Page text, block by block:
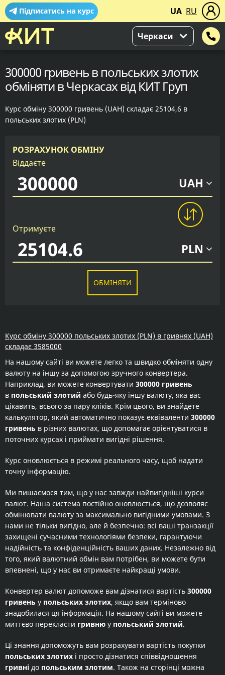
Підписатись на курс UA RU
Черкаси
300000 гривень в польських злотих
обміняти в Черкасах від КИТ Груп
Курс обміну 300000 гривень (UAH) складає 25104,6 в
польських злотих (PLN)
РОЗРАХУНОК ОБМІНУ
Віддаєте
UAH
Отримуєте
PLN
ОБМІНЯТИ
Курс обміну 300000 польських злотих (PLN) в гривнях (UAH)
складає 3585000
На нашому сайті ви можете легко та швидко обміняти одну
валюту на іншу за допомогою зручного конвертера.
Наприклад, ви можете конвертувати 300000 гривень
в польський злотий або будь-яку іншу валюту, яка вас
цікавить, всього за пару кліків. Крім цього, ви знайдете
калькулятор, який автоматично показує еквіваленти 300000
гривень в різних валютах, що допомагає орієнтуватися в
поточних курсах і приймати вигідні рішення.
Курс оновлюється в режимі реального часу, щоб надати
точну інформацію.
Ми пишаємося тим, що у нас завжди найвигідніші курси
валют. Наша система постійно оновлюється, що дозволяє
обмінювати валюту за максимально вигідними умовами. З
нами не тільки вигідно, але й безпечно: всі ваші транзакції
захищені сучасними технологіями безпеки, гарантуючи
надійність та конфіденційність ваших даних. Незалежно від
того, який валютний обмін вам потрібен, ви можете бути
впевнені, що у нас ви отримаєте найкращі умови.
Конвертер валют допоможе вам дізнатися вартість 300000
гривень у польських злотих, якщо вам терміново
знадобилася ця інформація. На нашому сайті ви можете
миттєво перекласти гривню у польський злотий.
Ці знання допоможуть вам розрахувати вартість покупки
польських злотих і просто дізнатися співвідношення
гривні до польським злотим. Також на сторінці можна